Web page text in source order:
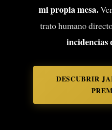
mi propia mesa.
trato humano
incidencias
DESCUBRIR